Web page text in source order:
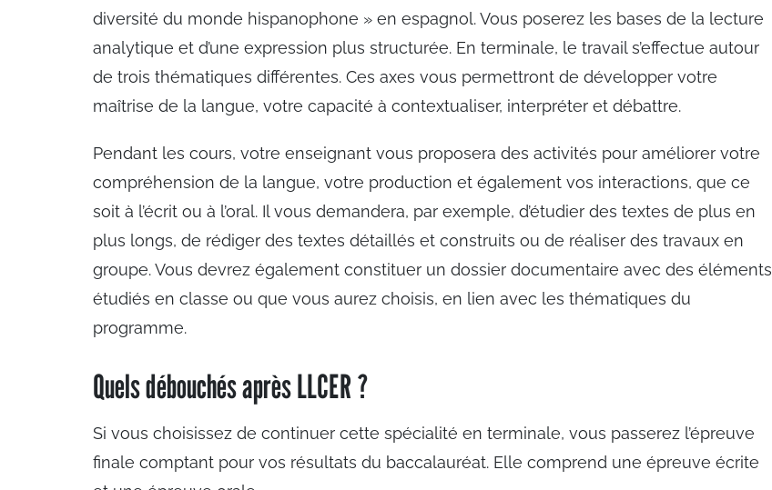
diversité du monde hispanophone » en espagnol. Vous poserez les bases de la lecture
analytique et d’une expression plus structurée. En terminale, le travail s’effectue autour
de trois thématiques différentes. Ces axes vous permettront de développer votre
maîtrise de la langue, votre capacité à contextualiser, interpréter et débattre.
Pendant les cours, votre enseignant vous proposera des activités pour améliorer votre
compréhension de la langue, votre production et également vos interactions, que ce
soit à l’écrit ou à l’oral. Il vous demandera, par exemple, d’étudier des textes de plus en
plus longs, de rédiger des textes détaillés et construits ou de réaliser des travaux en
groupe. Vous devrez également constituer un dossier documentaire avec des éléments
étudiés en classe ou que vous aurez choisis, en lien avec les thématiques du
programme.
Quels débouchés après LLCER ?
Si vous choisissez de continuer cette spécialité en terminale, vous passerez l’épreuve
finale comptant pour vos résultats du baccalauréat. Elle comprend une épreuve écrite